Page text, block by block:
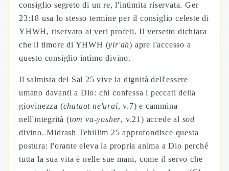
consiglio segreto di un re, l'intimita riservata. Ger
23:18 usa lo stesso termine per il consiglio celeste di
YHWH, riservato ai veri profeti. Il versetto dichiara
che il timore di YHWH (yir'ah) apre l'accesso a
questo consiglio intimo divino.
Il salmista del Sal 25 vive la dignità dell'essere
umano davanti a Dio: chi confessa i peccati della
giovinezza (chataot ne'urai, v.7) e cammina
nell'integrità (tom va-yosher, v.21) accede al sod
divino. Midrash Tehillim 25 approfondisce questa
postura: l'orante eleva la propria anima a Dio perché
tutta la sua vita è nelle sue mani, come il servo che